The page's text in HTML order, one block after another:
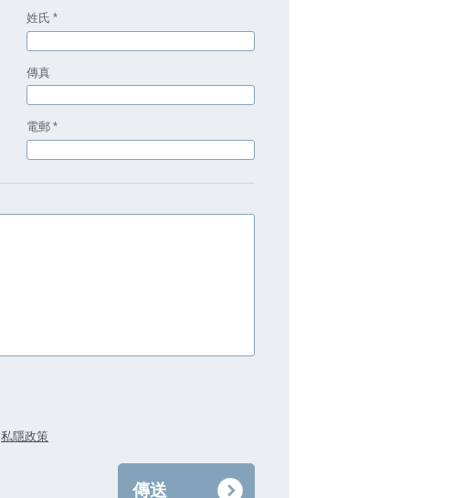
姓氏 *
傳真
電郵 *
私隱政策